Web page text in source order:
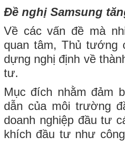
Đề nghị Samsung
Về các vấn đề mà
quan tâm, Thủ tướng
dựng nghị định về
tư.
Mục đích nhằm đảm
dẫn của môi trường
doanh nghiệp đầu tư
khích đầu tư như